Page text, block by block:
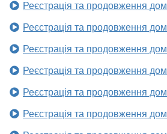
Реєстрація та продовження
Реєстрація та продовження
Реєстрація та продовження
Реєстрація та продовження
Реєстрація та продовження
Реєстрація та продовження